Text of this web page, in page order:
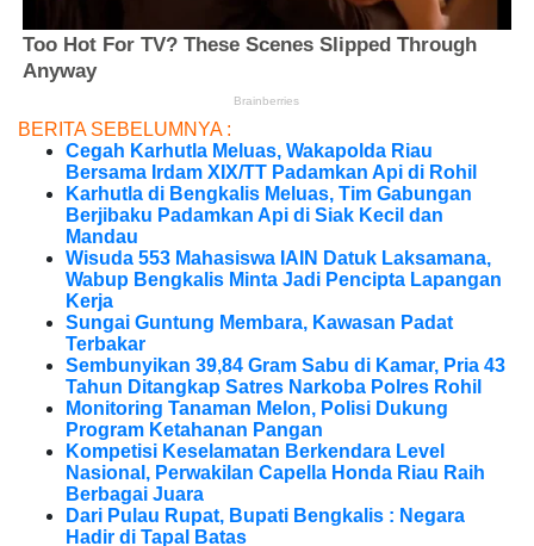
BERITA SEBELUMNYA :
Cegah Karhutla Meluas, Wakapolda Riau
Bersama Irdam XIX/TT Padamkan Api di Rohil
Karhutla di Bengkalis Meluas, Tim Gabungan
Berjibaku Padamkan Api di Siak Kecil dan
Mandau
Wisuda 553 Mahasiswa IAIN Datuk Laksamana,
Wabup Bengkalis Minta Jadi Pencipta Lapangan
Kerja
Sungai Guntung Membara, Kawasan Padat
Terbakar
Sembunyikan 39,84 Gram Sabu di Kamar, Pria 43
Tahun Ditangkap Satres Narkoba Polres Rohil
Monitoring Tanaman Melon, Polisi Dukung
Program Ketahanan Pangan
Kompetisi Keselamatan Berkendara Level
Nasional, Perwakilan Capella Honda Riau Raih
Berbagai Juara
Dari Pulau Rupat, Bupati Bengkalis : Negara
Hadir di Tapal Batas